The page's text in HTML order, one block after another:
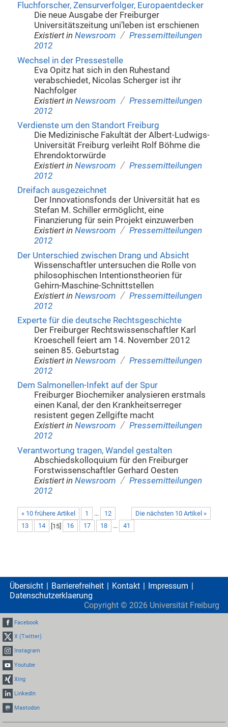
Fluchforscher, Zensurverfolger, Europaentdecker
Die neue Ausgabe der Freiburger
Universitätszeitung uni’leben ist erschienen
Existiert in Newsroom / Pressemitteilungen
2012
Wechsel in der Pressestelle
Eva Opitz hat sich in den Ruhestand
verabschiedet, Nicolas Scherger ist ihr
Nachfolger
Existiert in Newsroom / Pressemitteilungen
2012
Verdienste um den Standort Freiburg
Die Medizinische Fakultät der Albert-Ludwigs-
Universität Freiburg verleiht Rolf Böhme die
Ehrendoktorwürde
Existiert in Newsroom / Pressemitteilungen
2012
Dreifach ausgezeichnet
Der Innovationsfonds der Universität hat es
Stefan M. Schiller ermöglicht, eine
Finanzierung für sein Projekt einzuwerben
Existiert in Newsroom / Pressemitteilungen
2012
Der Unterschied zwischen Drang und Absicht
Wissenschaftler untersuchen die Rolle von
philosophischen Intentionstheorien für
Gehirn-Maschine-Schnittstellen
Existiert in Newsroom / Pressemitteilungen
2012
Experte für die deutsche Rechtsgeschichte
Der Freiburger Rechtswissenschaftler Karl
Kroeschell feiert am 14. November 2012
seinen 85. Geburtstag
Existiert in Newsroom / Pressemitteilungen
2012
Dem Salmonellen-Infekt auf der Spur
Freiburger Biochemiker analysieren erstmals
einen Kanal, der den Krankheitserreger
resistent gegen Zellgifte macht
Existiert in Newsroom / Pressemitteilungen
2012
Verantwortung tragen, Wandel gestalten
Abschiedskolloquium für den Freiburger
Forstwissenschaftler Gerhard Oesten
Existiert in Newsroom / Pressemitteilungen
2012
« 10 frühere Artikel Die nächsten 10 Artikel »
1 ...
12
13
14 [15] 16 17 18 ... 41
Übersicht Barrierefreiheit Kontakt
Impressum
Datenschutzerklaerung
Copyright © 2026 Universität Freiburg
Facebook
X (Twitter)
Instagram
Youtube
Xing
LinkedIn
Mastodon